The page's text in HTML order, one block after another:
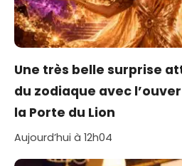
Une très belle surprise
du zodiaque avec
la Porte du Lion
Aujourd’hui à 12h04